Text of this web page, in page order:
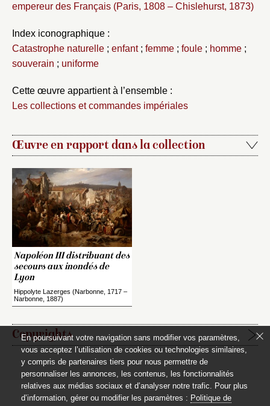
empereur des Français (Paris, 1808 – Chislehurst, 1873)
Index iconographique :
Catastrophe naturelle ; enfant; femme ; foule ; homme ;
souverain ; uniforme
Cette œuvre appartient à l’ensemble :
Les collections et commandes impériales
Œuvre en rapport dans la collection
Napoléon III distribuant des
secours aux inondés de
Lyon
Hippolyte Lazerges (Narbonne, 1717 –
Narbonne, 1887)
Copyrights
Étapes de publication :
2020-06-15, publication initiale de la notice rédigée par
Jacques Kuhnmunch
En poursuivant votre navigation sans modifier vos paramètres,
vous acceptez l’utilisation de cookies ou technologies similaires,
y compris de partenaires tiers pour nous permettre de
personnaliser les annonces, les contenus, les fonctionnalités
relatives aux médias sociaux et d’analyser notre trafic. Pour plus
d’information, gérer ou modifier les paramètres : Politique de